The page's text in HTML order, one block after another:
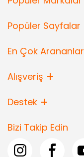
Popüler Sayfalar
En Çok Arananlar
Alışveriş
Destek
Bizi Takip Edin